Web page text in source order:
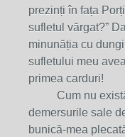
prezinți în fața
sufletul vărgat?”
minunăția cu
sufletului meu
primea carduri!
Cum nu există
demersurile sale
bunică-mea